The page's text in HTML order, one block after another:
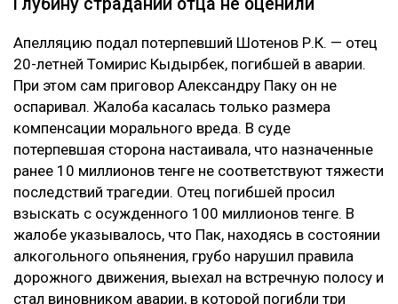
ЧИТАЙТЕ ТАКЖЕ
Воздух может ухудшиться в нескольких городах
Казахстана 8 августа
Подростки заблудились в горах Алматы
Конфликт на Кашагане: сотни рабочих требуют
выплаты компенсаций
Глубину страданий отца не оценили
Апелляцию подал потерпевший Шотенов Р.К. — отец
20-летней Томирис Кыдырбек, погибшей в аварии.
При этом сам приговор Александру Паку он не
оспаривал. Жалоба касалась только размера